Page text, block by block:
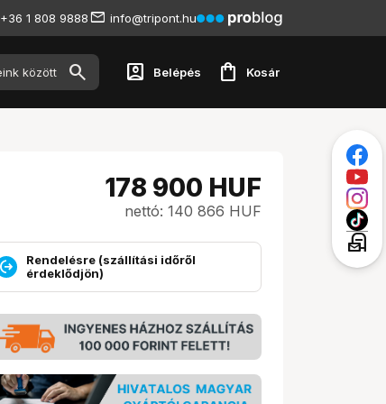
+36 1 808 9888 info@tripont.hu
account_box Belépés shopping_bag Kosár
178 900 HUF
nettó: 140 866 HUF
Rendelésre (szállítási időről
érdeklődjön)
local_post_office